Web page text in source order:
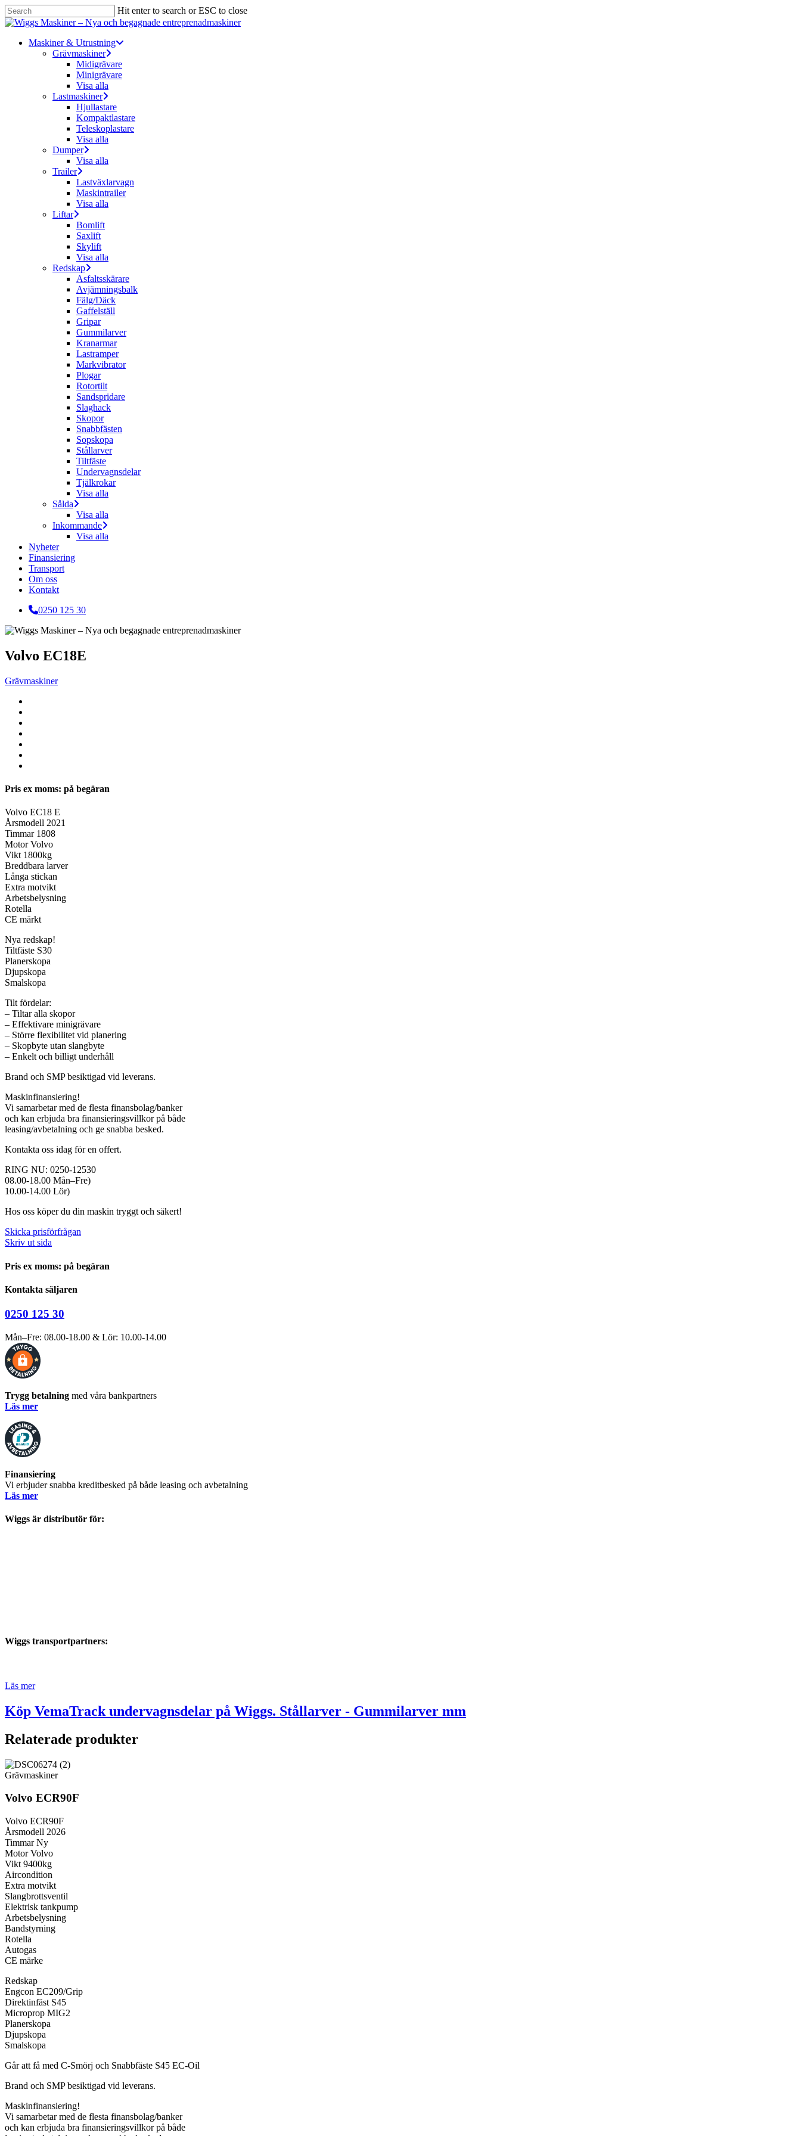
Skip
to
content
Hit enter to search or ESC to close
Close
Menu
Maskiner & Utrustning
Grävmaskiner
Midigrävare
Minigrävare
Visa alla
Lastmaskiner
Hjullastare
Kompaktlastare
Teleskoplastare
Visa alla
Dumper
Visa alla
Trailer
Lastväxlarvagn
Maskintrailer
Visa alla
Liftar
Bomlift
Saxlift
Skylift
Visa alla
Redskap
Asfaltsskärare
Avjämningsbalk
Fälg/Däck
Gaffelställ
Gripar
Gummilarver
Kranarmar
Lastramper
Markvibrator
Plogar
Rotortilt
Sandspridare
Slaghack
Skopor
Snabbfästen
Sopskopa
Stållarver
Tiltfäste
Undervagnsdelar
Tjälkrokar
Visa alla
Sålda
Visa alla
Inkommande
Visa alla
Nyheter
Finansiering
Transport
Om oss
Kontakt
0250 125 30
Volvo EC18E
Grävmaskiner
Pris ex moms: på begäran
Volvo EC18 E
Årsmodell 2021
Timmar 1808
Motor Volvo
Vikt 1800kg
Breddbara larver
Långa stickan
Extra motvikt
Arbetsbelysning
Rotella
CE märkt
Nya redskap!
Tiltfäste S30
Planerskopa
Djupskopa
Smalskopa
Tilt fördelar:
– Tiltar alla skopor
– Effektivare minigrävare
– Större flexibilitet vid planering
– Skopbyte utan slangbyte
– Enkelt och billigt underhåll
Brand och SMP besiktigad vid leverans.
Maskinfinansiering!
Vi samarbetar med de flesta finansbolag/banker
och kan erbjuda bra finansieringsvillkor på både
leasing/avbetalning och ge snabba besked.
Kontakta oss idag för en offert.
RING NU: 0250-12530
08.00-18.00 Mån–Fre)
10.00-14.00 Lör)
Hos oss köper du din maskin tryggt och säkert!
Skicka prisförfrågan
Skriv ut sida
Pris ex moms: på begäran
Kontakta säljaren
0250 125 30
Mån–Fre: 08.00-18.00 & Lör: 10.00-14.00
Trygg betalning med våra bankpartners
Läs mer
Finansiering
Vi erbjuder snabba kreditbesked på både leasing och avbetalning
Läs mer
Wiggs är distributör för:
Wiggs transportpartners:
Läs mer
Köp VemaTrack undervagnsdelar på Wiggs. Stållarver - Gummilarver mm
Relaterade produkter
Grävmaskiner
Volvo ECR90F
Volvo ECR90F
Årsmodell 2026
Timmar Ny
Motor Volvo
Vikt 9400kg
Aircondition
Extra motvikt
Slangbrottsventil
Elektrisk tankpump
Arbetsbelysning
Bandstyrning
Rotella
Autogas
CE märke
Redskap
Engcon EC209/Grip
Direktinfäst S45
Microprop MIG2
Planerskopa
Djupskopa
Smalskopa
Går att få med C-Smörj och Snabbfäste S45 EC-Oil
Brand och SMP besiktigad vid leverans.
Maskinfinansiering!
Vi samarbetar med de flesta finansbolag/banker
och kan erbjuda bra finansieringsvillkor på både